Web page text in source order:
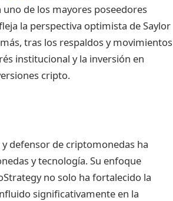
de los mayores poseedores
la perspectiva optimista de Saylor
tras los respaldos y movimientos
institucional y la inversión en
cripto.
defensor de criptomonedas ha
y tecnología. Su enfoque
no solo ha fortalecido la
significativamente en la